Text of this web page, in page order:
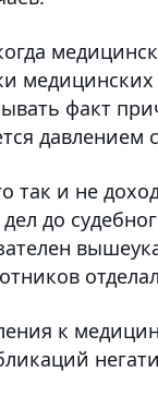
факт
давлением
так и не
до
к